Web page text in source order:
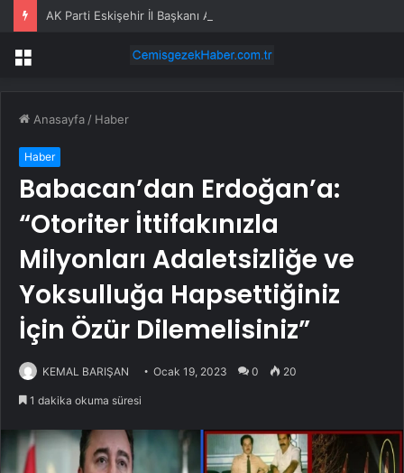
Menü
Anasayfa / Haber
Haber
Babacan’dan Erdoğan’a:
“Otoriter İttifakınızla
Milyonları Adaletsizliğe ve
Yoksulluğa Hapsettiğiniz
İçin Özür Dilemelisiniz”
KEMAL BARIŞAN Ocak 19, 2023 0 20
1 dakika okuma süresi